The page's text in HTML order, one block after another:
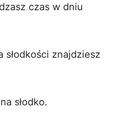
czas w dniu
słodkości znajdziesz
słodko.